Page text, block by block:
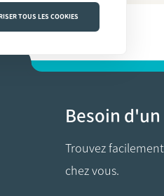
Besoin
Trouvez
chez vous.
TOUS LES COOKIES